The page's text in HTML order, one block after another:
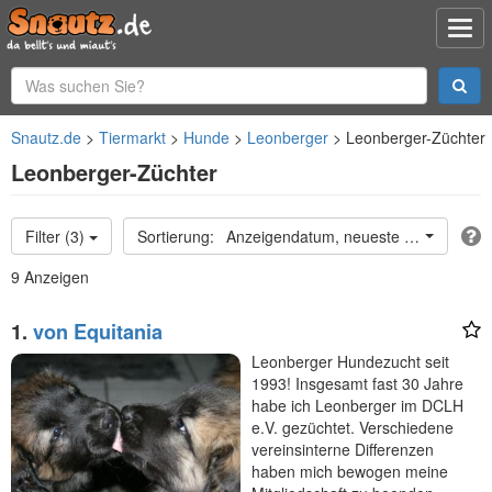
Snautz.de Tiermarkt Hunde Leonberger Leonberger-Züchter
Leonberger-Züchter
Filter (3)
Anzeigendatum, neueste oben
9 Anzeigen
1. von Equitania
Leonberger Hundezucht seit
1993! Insgesamt fast 30 Jahre
habe ich Leonberger im DCLH
e.V. gezüchtet. Verschiedene
vereinsinterne Differenzen
haben mich bewogen meine